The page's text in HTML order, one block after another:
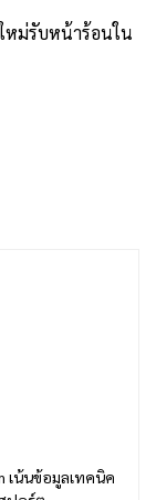
หม่รับหน้าร้อนใน
เน้นข้อมูลเทคนิค